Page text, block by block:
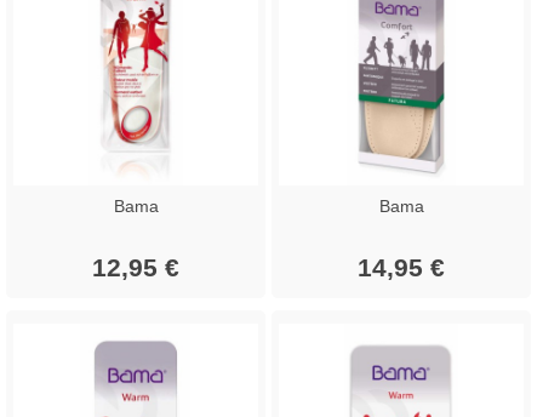
Bama
12,95 €
Bama
14,95 €